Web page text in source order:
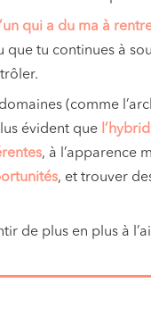
qui a du ma à
tu continues à
(comme
évident que
, à l’apparence
, et trouver
de plus en plus à